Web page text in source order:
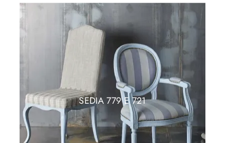
SEDIA 779 E 721